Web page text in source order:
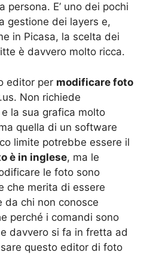
persona. E’ uno dei pochi
gestione dei layers e,
in Picasa, la scelta dei
è davvero molto ricca.
editor per modificare foto
Non richiede
la sua grafica molto
quella di un software
limite potrebbe essere il
è in inglese, ma le
le foto sono
che merita di essere
da chi non conosce
perché i comandi sono
davvero si fa in fretta ad
questo editor di foto